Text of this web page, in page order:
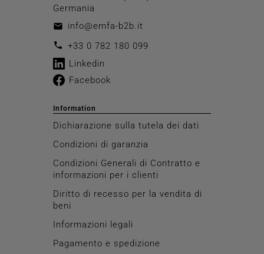
Germania
email info@emfa-b2b.it
call +33 0 782 180 099
Linkedin
Facebook
Information
Dichiarazione sulla tutela dei dati
Condizioni di garanzia
Condizioni Generali di Contratto e
informazioni per i clienti
Diritto di recesso per la vendita di
beni
Informazioni legali
Pagamento e spedizione